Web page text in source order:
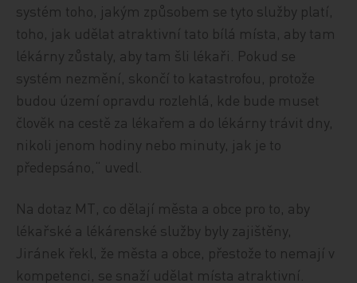
systém toho, jakým způsobem se tyto služby platí,
toho, jak udělat atraktivní tato bílá místa, aby tam
lékárny zůstaly, aby tam šli lékaři. Pokud se
systém nezmění, skončí to katastrofou, protože
budou území opravdu rozlehlá, kde bude muset
člověk na cestě za lékařem a do lékárny trávit dny,
nikoli jenom hodiny nebo minuty, jak je to
předepsáno,“ uvedl.
Na dotaz MT, co dělají města a obce pro to, aby
lékařské a lékárenské služby byly zajištěny,
Jiránek řekl, že města a obce, přestože to nemají v
kompetenci, se snaží udělat místa atraktivní.